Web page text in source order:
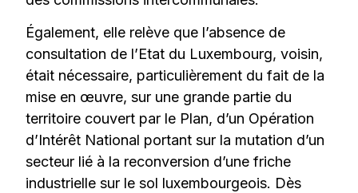
Également, elle relève que l’absence de
consultation de l’Etat du Luxembourg, voisin,
était nécessaire, particulièrement du fait de la
mise en œuvre, sur une grande partie du
territoire couvert par le Plan, d’un Opération
d’Intérêt National portant sur la mutation d’un
secteur lié à la reconversion d’une friche
industrielle sur le sol luxembourgeois. Dès